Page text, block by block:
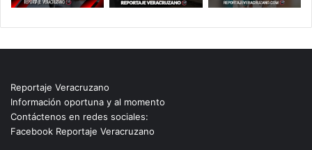
Reportaje Veracruzano
Información oportuna y al momento
Contáctenos en redes sociales:
Facebook Reportaje Veracruzano